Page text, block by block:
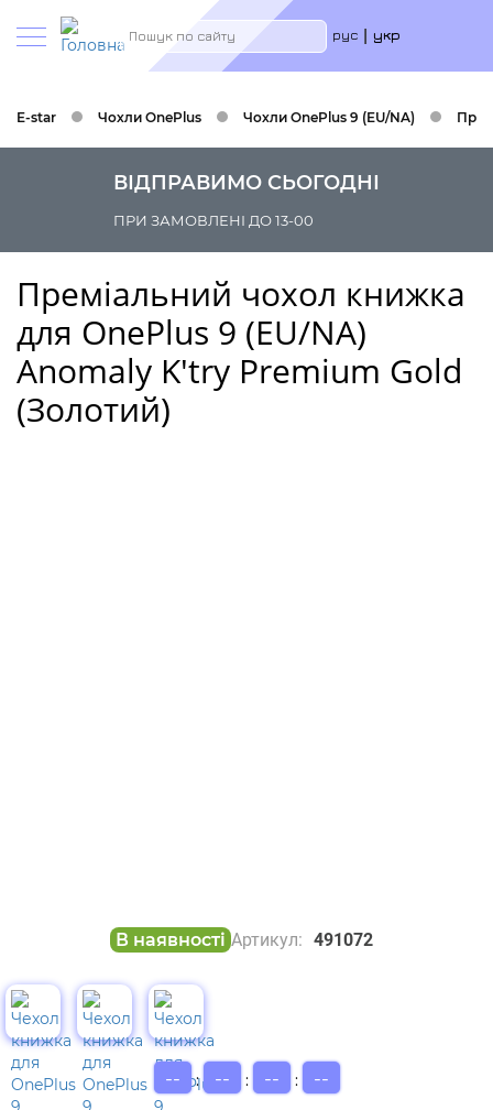
Пошук рус укр
E-star Чохли OnePlus Чохли OnePlus 9 (EU/NA)
ВІДПРАВИМО СЬОГОДНІ
ПРИ ЗАМОВЛЕНІ ДО 13-00
Преміальний чохол книжка
для OnePlus 9 (EU/NA)
Anomaly K'try Premium Gold
(Золотий)
В наявності Артикул: 491072
-- : -- : -- : --